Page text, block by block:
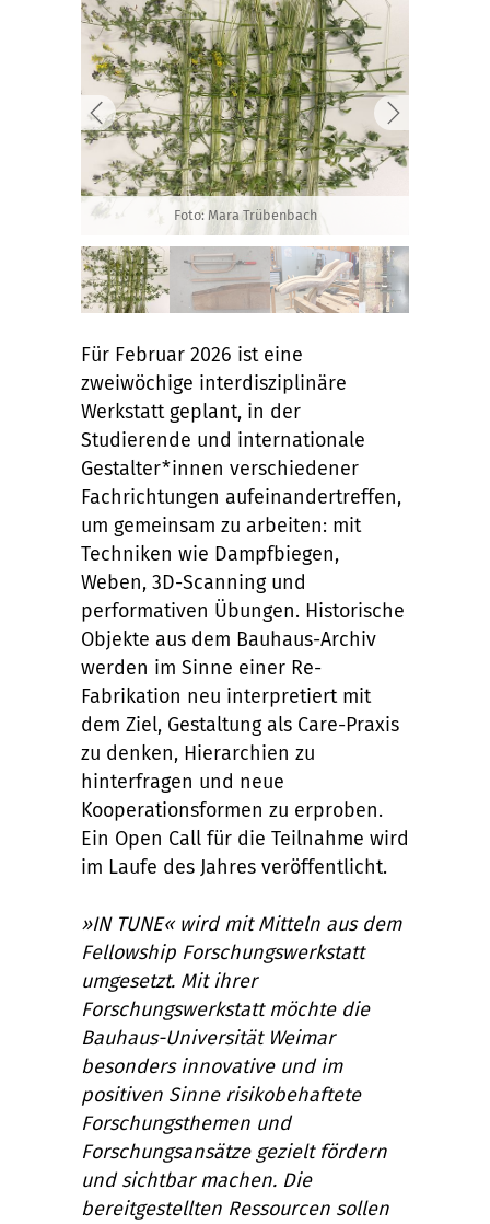
Foto: Mara Trübenbach
Für Februar 2026 ist eine
zweiwöchige interdisziplinäre
Werkstatt geplant, in der
Studierende und internationale
Gestalter*innen verschiedener
Fachrichtungen aufeinandertreffen,
um gemeinsam zu arbeiten: mit
Techniken wie Dampfbiegen,
Weben, 3D-Scanning und
performativen Übungen. Historische
Objekte aus dem Bauhaus-Archiv
werden im Sinne einer Re-
Fabrikation neu interpretiert mit
dem Ziel, Gestaltung als Care-Praxis
zu denken, Hierarchien zu
hinterfragen und neue
Kooperationsformen zu erproben.
Ein Open Call für die Teilnahme wird
im Laufe des Jahres veröffentlicht.
»IN TUNE« wird mit Mitteln aus dem
Fellowship Forschungswerkstatt
umgesetzt. Mit ihrer
Forschungswerkstatt möchte die
Bauhaus-Universität Weimar
besonders innovative und im
positiven Sinne risikobehaftete
Forschungsthemen und
Forschungsansätze gezielt fördern
und sichtbar machen. Die
bereitgestellten Ressourcen sollen